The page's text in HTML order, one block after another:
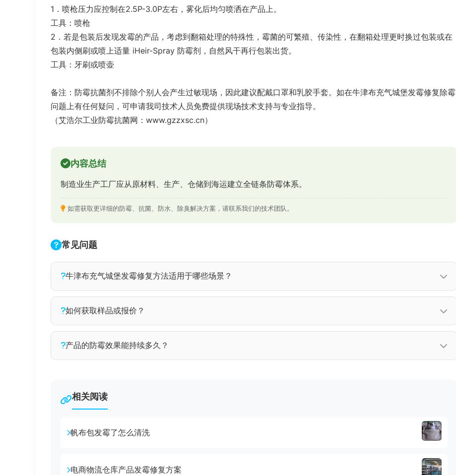
1．喷枪压力应控制在2.5P-3.0P左右，雾化后均匀喷洒在产品上。
工具：喷枪
2．若是包装后发现发霉的产品，考虑到翻箱处理的特殊性，霉菌的可繁殖、传染性，在翻箱处理更时换过包装或在
包装内侧刷或喷上适量 iHeir-Spray 防霉剂，自然风干再行包装出货。
工具：牙刷或喷壶
备注：防霉抗菌剂不排除个别人会产生过敏现场，因此建议配戴口罩和乳胶手套。如在牛津布充气城堡发霉修复除霉
问题上有任何疑问，可申请我司技术人员免费提供现场技术支持与专业指导。
（艾浩尔工业防霉抗菌网：www.gzzxsc.cn）
内容总结
制造业生产工厂应从原材料、生产、仓储到海运建立全链条防霉体系。
如需获取更详细的防霉、抗菌、防水、除臭解决方案，请联系我们的技术团队。
常见问题
牛津布充气城堡发霉修复方法适用于哪些场景？
牛津布充气城堡发霉修复方法广泛应用于家具、皮革、纺织品、木材、电子元器件等多种材料的防霉处理。如
需了解更多应用场景，请联系我们的技术团队。
如何获取样品或报价？
您可以通过以下方式联系我们获取样品和报价：拨打技术电话 137 1032 9596，或发送邮件至
iheir@foxmail.com，我们的客服团队将在24小时内回复您。
产品的防霉效果能持续多久？
可定制长效方案。
相关阅读
帆布包发霉了怎么清洗
电商物流仓库产品发霉修复方案